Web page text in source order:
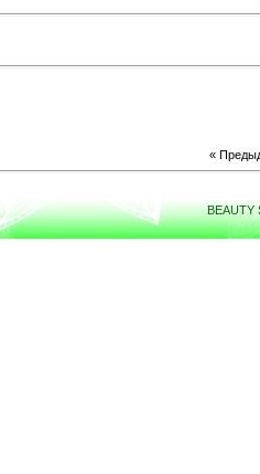
«
BEAUTY